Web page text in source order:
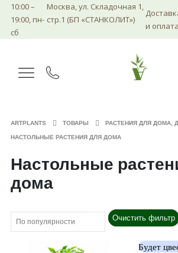
10:00 –
19:00, пн-
сб
Москва, ул. Складочная 1,
стр.1 (БП «СТАНКОЛИТ»)
и оплата
ARTPLANTS ТОВАРЫ РАСТЕНИЯ ДЛЯ ДОМА,
НАСТОЛЬНЫЕ РАСТЕНИЯ ДЛЯ ДОМА
Настольные
дома
Очистить фильтр
Будет